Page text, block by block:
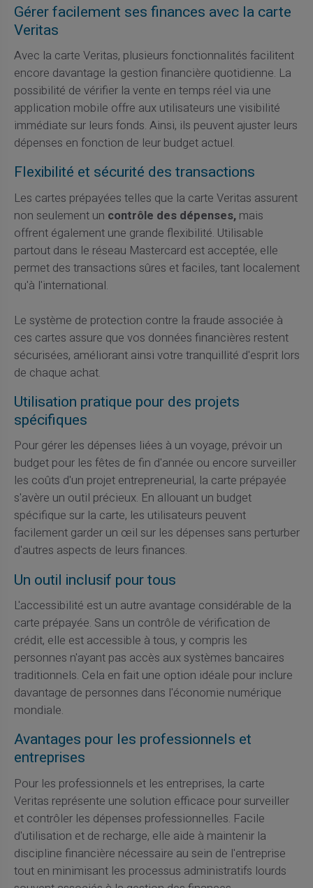
Gérer facilement ses finances avec la carte
Veritas
Avec la carte Veritas, plusieurs fonctionnalités facilitent
encore davantage la gestion financière quotidienne. La
possibilité de vérifier la vente en temps réel via une
application mobile offre aux utilisateurs une visibilité
immédiate sur leurs fonds. Ainsi, ils peuvent ajuster leurs
dépenses en fonction de leur budget actuel.
Flexibilité et sécurité des transactions
Les cartes prépayées telles que la carte Veritas assurent
non seulement un contrôle des dépenses,mais
offrent également une grande flexibilité. Utilisable
partout dans le réseau Mastercard est acceptée, elle
permet des transactions sûres et faciles, tant localement
qu'à l'international.
Le système de protection contre la fraude associée à
ces cartes assure que vos données financières restent
sécurisées, améliorant ainsi votre tranquillité d'esprit lors
de chaque achat.
Utilisation pratique pour des projets
spécifiques
Pour gérer les dépenses liées à un voyage, prévoir un
budget pour les fêtes de fin d'année ou encore surveiller
les coûts d'un projet entrepreneurial, la carte prépayée
s'avère un outil précieux. En allouant un budget
spécifique sur la carte, les utilisateurs peuvent
facilement garder un œil sur les dépenses sans perturber
d'autres aspects de leurs finances.
Un outil inclusif pour tous
L'accessibilité est un autre avantage considérable de la
carte prépayée. Sans un contrôle de vérification de
crédit, elle est accessible à tous, y compris les
personnes n'ayant pas accès aux systèmes bancaires
traditionnels. Cela en fait une option idéale pour inclure
davantage de personnes dans l'économie numérique
mondiale.
Avantages pour les professionnels et
entreprises
Pour les professionnels et les entreprises, la carte
Veritas représente une solution efficace pour surveiller
et contrôler les dépenses professionnelles. Facile
d'utilisation et de recharge, elle aide à maintenir la
discipline financière nécessaire au sein de l'entreprise
tout en minimisant les processus administratifs lourds